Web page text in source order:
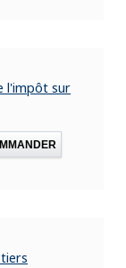
l'impôt sur